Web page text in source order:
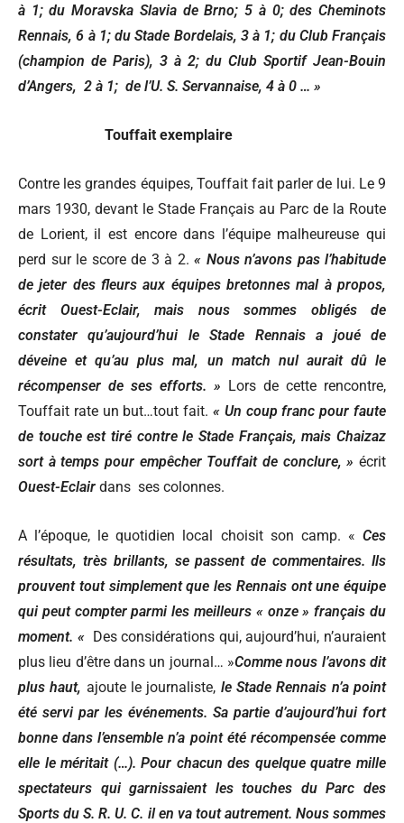
à 1; du Moravska Slavia de Brno; 5 à 0; des Cheminots
Rennais, 6 à 1; du Stade Bordelais, 3 à 1; du Club Français
(champion de Paris), 3 à 2; du Club Sportif Jean-Bouin
d’Angers, 2 à 1; de l’U. S. Servannaise, 4 à 0 … »
Touffait exemplaire
Contre les grandes équipes, Touffait fait parler de lui. Le 9
mars 1930, devant le Stade Français au Parc de la Route
de Lorient, il est encore dans l’équipe malheureuse qui
perd sur le score de 3 à 2. « Nous n’avons pas l’habitude
de jeter des fleurs aux équipes bretonnes mal à propos,
écrit Ouest-Eclair, mais nous sommes obligés de
constater qu’aujourd’hui le Stade Rennais a joué de
déveine et qu’au plus mal, un match nul aurait dû le
récompenser de ses efforts. » Lors de cette rencontre,
Touffait rate un but…tout fait. « Un coup franc pour faute
de touche est tiré contre le Stade Français, mais Chaizaz
sort à temps pour empêcher Touffait de conclure, » écrit
Ouest-Eclair dans ses colonnes.
A l’époque, le quotidien local choisit son camp. « Ces
résultats, très brillants, se passent de commentaires. Ils
prouvent tout simplement que les Rennais ont une équipe
qui peut compter parmi les meilleurs « onze » français du
moment. « Des considérations qui, aujourd’hui, n’auraient
plus lieu d’être dans un journal… »Comme nous l’avons dit
plus haut, ajoute le journaliste, le Stade Rennais n’a point
été servi par les événements. Sa partie d’aujourd’hui fort
bonne dans l’ensemble n’a point été récompensée comme
elle le méritait (…). Pour chacun des quelque quatre mille
spectateurs qui garnissaient les touches du Parc des
Sports du S. R. U. C. il en va tout autrement. Nous sommes